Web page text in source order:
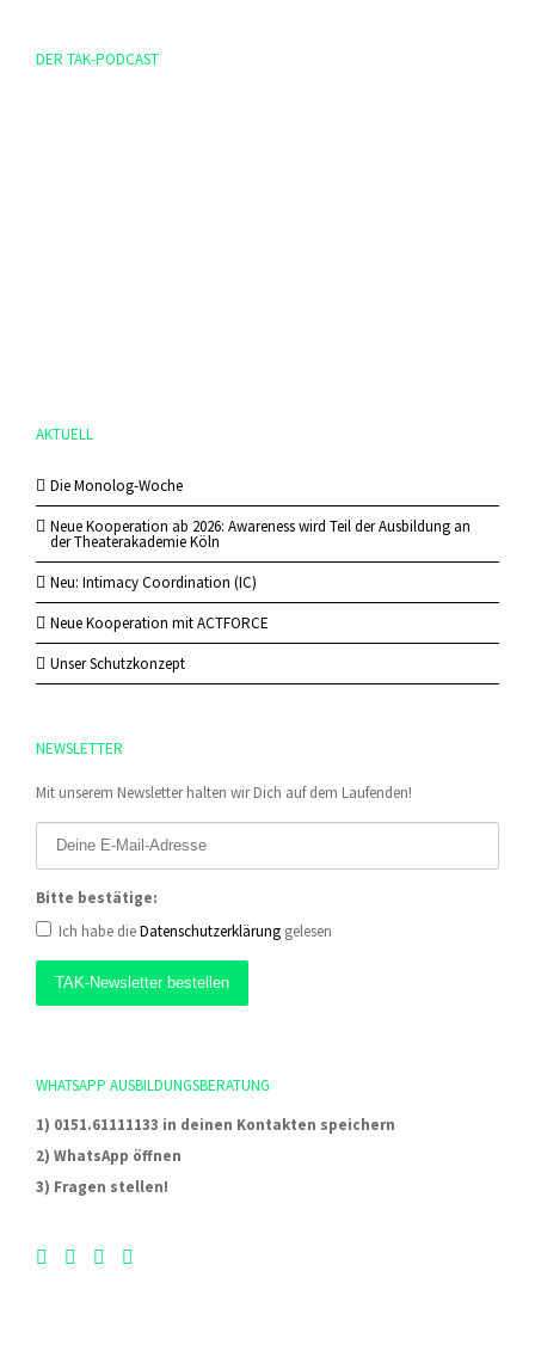
DER TAK-PODCAST
AKTUELL
Die Monolog-Woche
Neue Kooperation ab 2026: Awareness wird Teil der Ausbildung an
der Theaterakademie Köln
Neu: Intimacy Coordination (IC)
Neue Kooperation mit ACTFORCE
Unser Schutzkonzept
NEWSLETTER
Mit unserem Newsletter halten wir Dich auf dem Laufenden!
Bitte bestätige:
Ich habe dieDatenschutzerklärung gelesen
WHATSAPP AUSBILDUNGSBERATUNG
1) 0151.61111133 in deinen Kontakten speichern
2) WhatsApp öffnen
3) Fragen stellen!